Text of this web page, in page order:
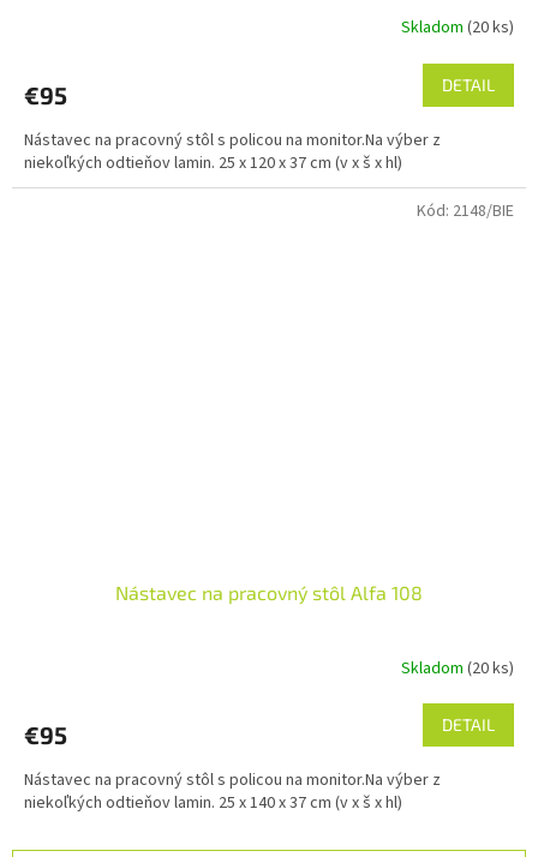
Skladom (20 ks)
€95 DETAIL
Nástavec na pracovný stôl s policou na monitor.Na výber z
niekoľkých odtieňov lamin. 25 x 120 x 37 cm (v x š x hl)
Nástavec na pracovný stôl Alfa 108
Skladom (20 ks)
€95 DETAIL
Nástavec na pracovný stôl s policou na monitor.Na výber z
niekoľkých odtieňov lamin. 25 x 140 x 37 cm (v x š x hl)
Kód: 2148/BIE